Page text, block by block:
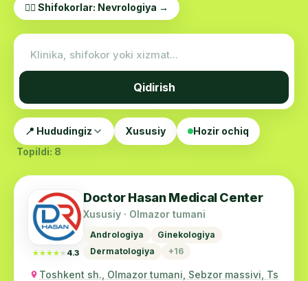
👨‍⚕️ Shifokorlar: Nevrologiya →
Qidirish
📍 Hududingiz Xususiy
Hozir ochiq
Topildi: 8
★★★★★
★★★★★ 4.3
Doctor Hasan Medical Center
Xususiy · Olmazor tumani
Andrologiya
Ginekologiya
Dermatologiya
+16
Toshkent sh., Olmazor tumani, Sebzor massivi, Ts